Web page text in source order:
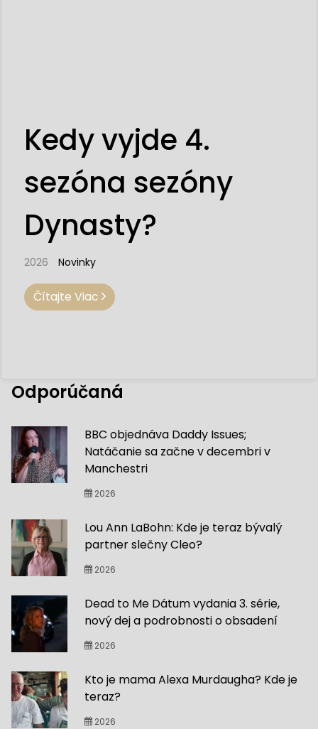
Kedy vyjde 4.
sezóna sezóny
Dynasty?
2026 Novinky
Čítajte Viac
Odporúčaná
BBC objednáva Daddy Issues;
Natáčanie sa začne v decembri v
Manchestri
2026
Lou Ann LaBohn: Kde je teraz bývalý
partner slečny Cleo?
2026
Dead to Me Dátum vydania 3. série,
nový dej a podrobnosti o obsadení
2026
Kto je mama Alexa Murdaugha? Kde je
teraz?
2026